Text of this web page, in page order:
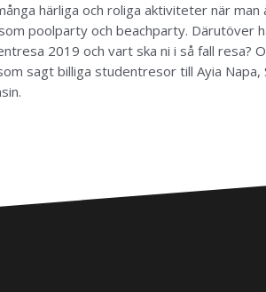
härliga och roliga aktiviteter när man
poolparty och beachparty. Därutöver
2019 och vart ska ni i så fall resa?
sagt billiga studentresor till Ayia Napa,